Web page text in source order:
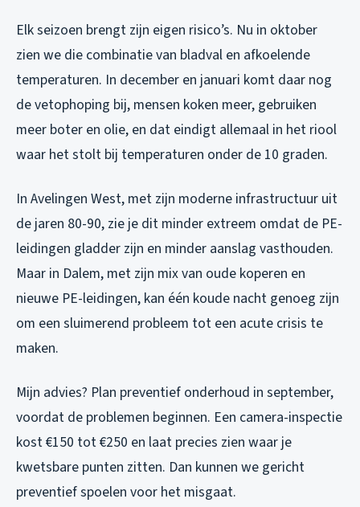
Elk seizoen brengt zijn eigen risico’s. Nu in oktober
zien we die combinatie van bladval en afkoelende
temperaturen. In december en januari komt daar nog
de vetophoping bij, mensen koken meer, gebruiken
meer boter en olie, en dat eindigt allemaal in het riool
waar het stolt bij temperaturen onder de 10 graden.
In Avelingen West, met zijn moderne infrastructuur uit
de jaren 80-90, zie je dit minder extreem omdat de PE-
leidingen gladder zijn en minder aanslag vasthouden.
Maar in Dalem, met zijn mix van oude koperen en
nieuwe PE-leidingen, kan één koude nacht genoeg zijn
om een sluimerend probleem tot een acute crisis te
maken.
Mijn advies? Plan preventief onderhoud in september,
voordat de problemen beginnen. Een camera-inspectie
kost €150 tot €250 en laat precies zien waar je
kwetsbare punten zitten. Dan kunnen we gericht
preventief spoelen voor het misgaat.